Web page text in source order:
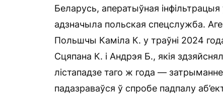
Беларусь, аператыўная
адзначыла польская спецслужба.
Польшчы Каміла К. у траўні 2024
Сцяпана К. і Андрэя Б., якія
лістападзе таго ж года —
падазраваўся ў спробе падпалу